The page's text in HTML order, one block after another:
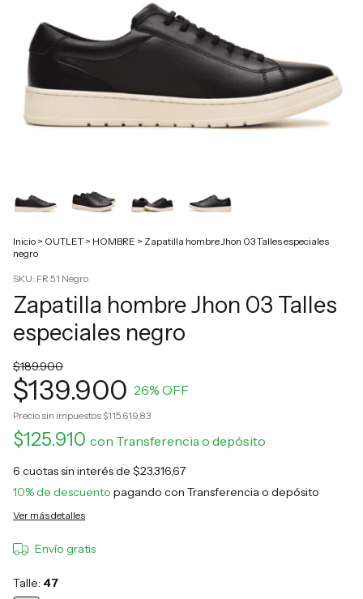
Inicio > OUTLET > HOMBRE > Zapatilla hombre Jhon 03 Talles especiales
negro
SKU: FR 51 Negro
Zapatilla hombre Jhon 03 Talles
especiales negro
$189.900
$139.900 26% OFF
Precio sin impuestos$115.619,83
$125.910 con Transferencia o depósito
6 cuotas sin interés de $23.316,67
10% de descuento pagando con Transferencia o depósito
Ver más detalles
Envío gratis
Talle: 47